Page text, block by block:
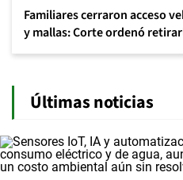
Familiares cerraron acceso
y mallas: Corte ordenó
Últimas noticias